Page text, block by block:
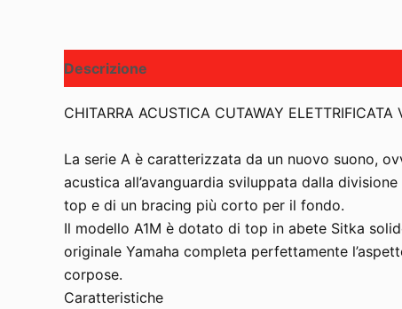
Descrizione
CHITARRA ACUSTICA CUTAWAY ELETTRIFICATA
La serie A è caratterizzata da un nuovo suono,
acustica all’avanguardia sviluppata dalla
top e di un bracing più corto per il fondo.
Il modello A1M è dotato di top in abete Sitka
originale Yamaha completa perfettamente
corpose.
Caratteristiche